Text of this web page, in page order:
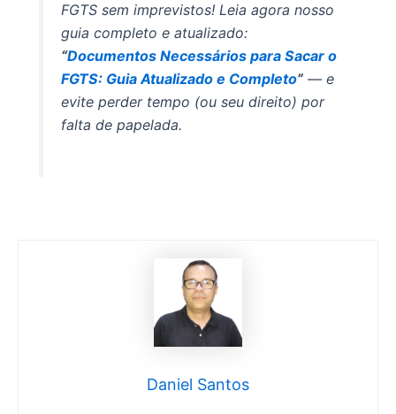
FGTS sem imprevistos! Leia agora nosso
guia completo e atualizado:
“Documentos Necessários para Sacar o
FGTS: Guia Atualizado e Completo” — e
evite perder tempo (ou seu direito) por
falta de papelada.
Daniel Santos